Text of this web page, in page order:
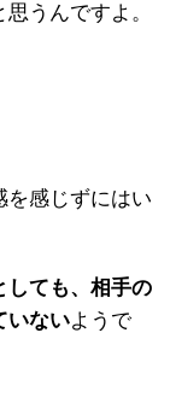
うんですよ。
を感じずにはい
しても、相手の
いないようで